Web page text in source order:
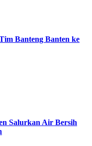
Banteng Banten ke
Salurkan Air Bersih